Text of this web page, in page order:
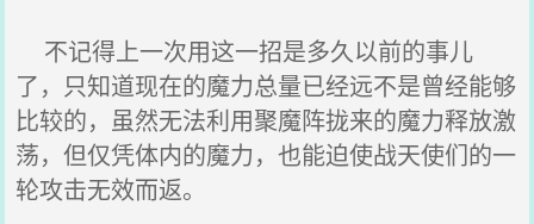
不记得上一次用这一招是多久以前的事儿
了，只知道现在的魔力总量已经远不是曾经能够
比较的，虽然无法利用聚魔阵拢来的魔力释放激
荡，但仅凭体内的魔力，也能迫使战天使们的一
轮攻击无效而返。